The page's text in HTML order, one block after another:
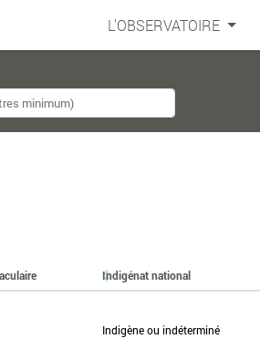
L'OBSERVATOIRE
Indigénat national
Indigène ou indéterminé